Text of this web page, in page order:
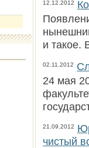
12.12.2012
и такое.
02.11.2012
24 мая
21.09.2012
чистый